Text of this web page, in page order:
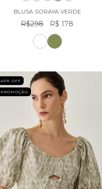
BLUSA SORAYA VERDE
R$298 R$ 178
40% OFF
PROMOÇÃO